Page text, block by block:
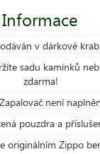
Informace
v dárkové
sadu kamínků
zdarma!
není
pouzdra a
originálním Zippo